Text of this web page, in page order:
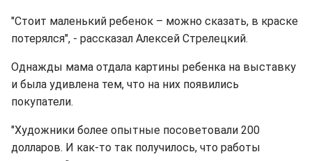
"Стоит маленький ребенок – можно сказать, в краске
потерялся", - рассказал Алексей Стрелецкий.
Однажды мама отдала картины ребенка на выставку
и была удивлена тем, что на них появились
покупатели.
"Художники более опытные посоветовали 200
долларов. И как-то так получилось, что работы